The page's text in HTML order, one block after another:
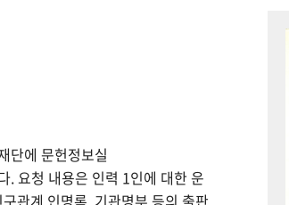
단에 문헌정보실
요청 내용은 인력 1인에 대한 운
관계 인명록, 기관명부 등의 출판